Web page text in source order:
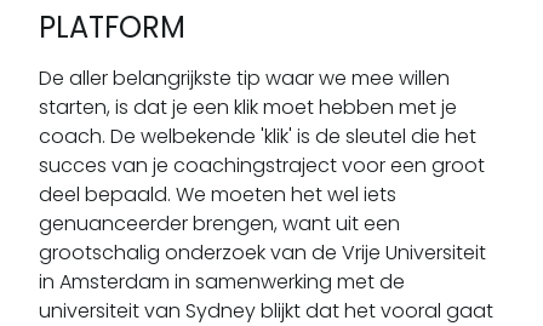
PLATFORM
De aller belangrijkste tip waar we mee willen
starten, is dat je een klik moet hebben met je
coach. De welbekende 'klik' is de sleutel die het
succes van je coachingstraject voor een groot
deel bepaald. We moeten het wel iets
genuanceerder brengen, want uit een
grootschalig onderzoek van de Vrije Universiteit
in Amsterdam in samenwerking met de
universiteit van Sydney blijkt dat het vooral gaat